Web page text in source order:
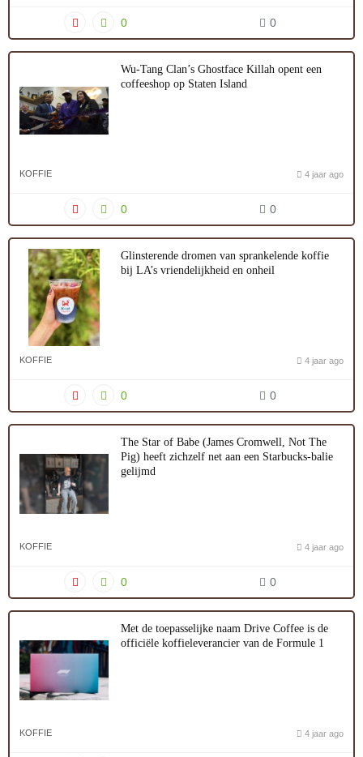
0 0
Wu-Tang Clan’s Ghostface Killah opent een
coffeeshop op Staten Island
KOFFIE 4 jaar ago
0 0
Glinsterende dromen van sprankelende koffie
bij LA’s vriendelijkheid en onheil
KOFFIE 4 jaar ago
0 0
The Star of Babe (James Cromwell, Not The
Pig) heeft zichzelf net aan een Starbucks-balie
gelijmd
KOFFIE 4 jaar ago
0 0
Met de toepasselijke naam Drive Coffee is de
officiële koffieleverancier van de Formule 1
KOFFIE 4 jaar ago